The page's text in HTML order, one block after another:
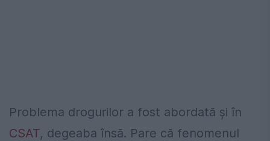
Problema drogurilor a fost abordată și în
CSAT, degeaba însă. Pare că fenomenul